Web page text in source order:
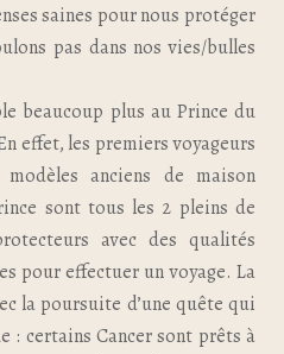
saines pour nous protéger
pas dans nos vies/bulles
beaucoup plus au Prince du
effet, les premiers voyageurs
anciens de maison
sont tous les 2 pleins de
avec des qualités
pour effectuer un voyage. La
la poursuite d’une quête qui
: certains Cancer sont prêts à